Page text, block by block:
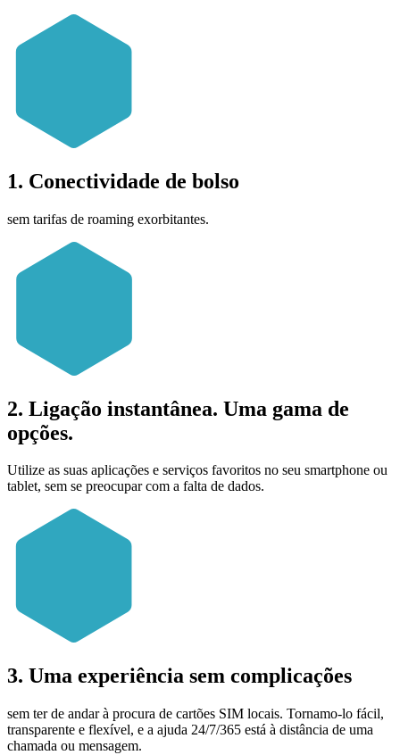
1. Conectividade de bolso
sem tarifas de roaming exorbitantes.
2. Ligação instantânea. Uma gama de
opções.
Utilize as suas aplicações e serviços favoritos no seu smartphone ou
tablet, sem se preocupar com a falta de dados.
3. Uma experiência sem complicações
sem ter de andar à procura de cartões SIM locais. Tornamo-lo fácil,
transparente e flexível, e a ajuda 24/7/365 está à distância de uma
chamada ou mensagem.